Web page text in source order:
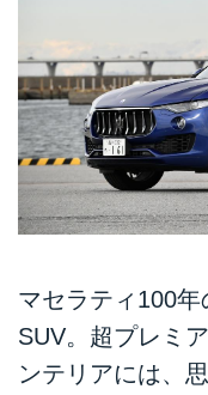
マセラティ100
SUV。超プレミ
ンテリアには、